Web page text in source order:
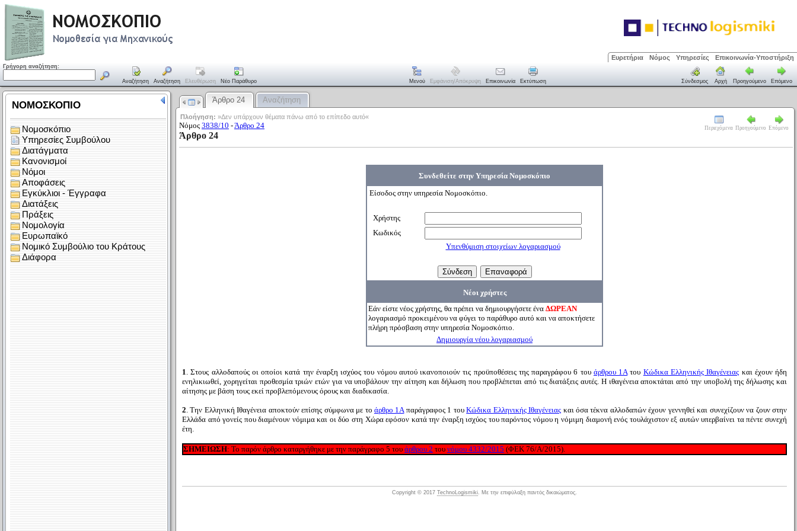
Ευρετήρια Νόμος Υπηρεσίες Επικοινωνία-Υποστήριξη
Γρήγορη αναζήτηση:
Αναζήτηση Αναζήτηση Ελευθέρωση Νέο Παράθυρο Μενού Εμφάνιση/απόκρυψη Επικοινωνία Εκτύπωση Σύνδεσμος Αρχή Προηγούμενο Επόμενο
Άρθρο 24 Αναζήτηση